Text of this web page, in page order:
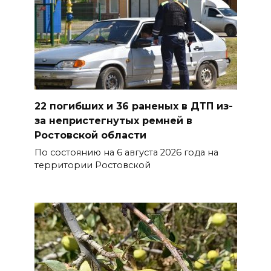
на 8 августа
07 августа 2026 22:04
В Железнодорожном районе
Ростова-на-Дону на сутки
капремонта сетей
07 августа 2026 20:32
Полиция ищет вандалов,
07 августа 2026 20:12
Госавтоинспекция по
Ростовской области призвала
22 погибших и 36 раненых в ДТП из-
за непристегнутых ремней в
Ростовской области
По состоянию на 6 августа 2026 года на
территории Ростовской